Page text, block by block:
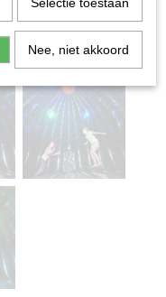
Nee, niet akkoord